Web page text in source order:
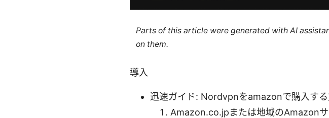
Parts of this article were generated with AI
on them.
導入
迅速ガイド: Nordvpnをamazonで購入する
Amazon.co.jpまたは地域のAmazon